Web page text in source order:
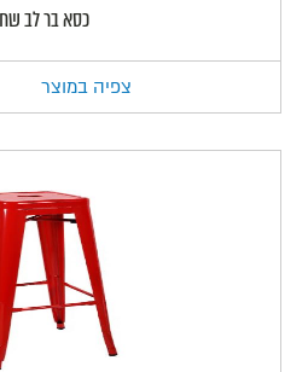
כסא בר לב
צפיה במוצר